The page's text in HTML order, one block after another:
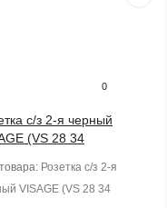
0
с/з 2-я черный
(VS 28 34
Розетка с/з 2-я
VISAGE (VS 28 34